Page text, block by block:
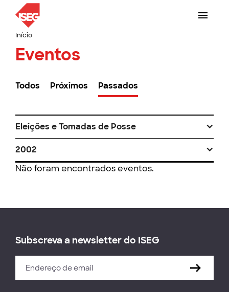
Início
Eventos
Todos Próximos Passados
Eleições e Tomadas de Posse
2002
Não foram encontrados eventos.
Subscreva a newsletter do ISEG